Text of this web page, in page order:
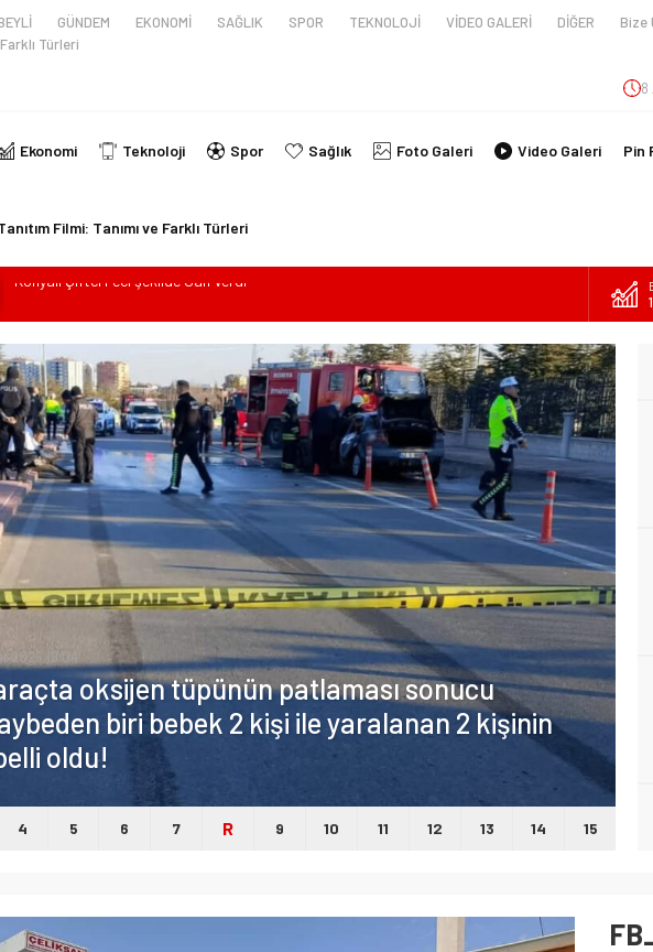
GÜNDEM EKONOMİ SAĞLIK SPOR TEKNOLOJİ VİDEO GALERİ DİĞER Bize
Türleri
8
Ekonomi Teknoloji Spor Sağlık Foto Galeri Video Galeri Pin
Filmi: Tanımı ve Farklı Türleri
Konya’da araçta oksijen tüpünün patlaması sonucu hayatını kaybeden biri bebek 2
KULU’DA HAFİF TİCARİ ARAÇ TAKLA ATTI: 2’Sİ ÇOCUK, 3 YARALI
Trafik Kazasinda Yaralanmıştı, Tedavi gördüğü Hastanede Hayatını Kaybetti
Başkan Adayı Kemal Tekin Sahada Ziyaretlerini Yoğunlaştırdı
Konyalı Çiftci Feci şekilde Can Verdi
2025 19:04
oksijen tüpünün patlaması sonucu
biri bebek 2 kişi ile yaralanan 2 kişinin
oldu!
4 5 6 7 R 9 10 11 12 13 14 15